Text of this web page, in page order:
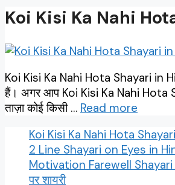
Koi Kisi Ka Nahi
Koi Kisi Ka Nahi Hota Shayari in
हैं। अगर आप Koi Kisi Ka Nahi Hota
ताज़ा कोई किसी … Read more
Koi Kisi Ka Nahi Hota
2 Line Shayari on Eyes in
Motivation Farewell Shayari
पर शायरी